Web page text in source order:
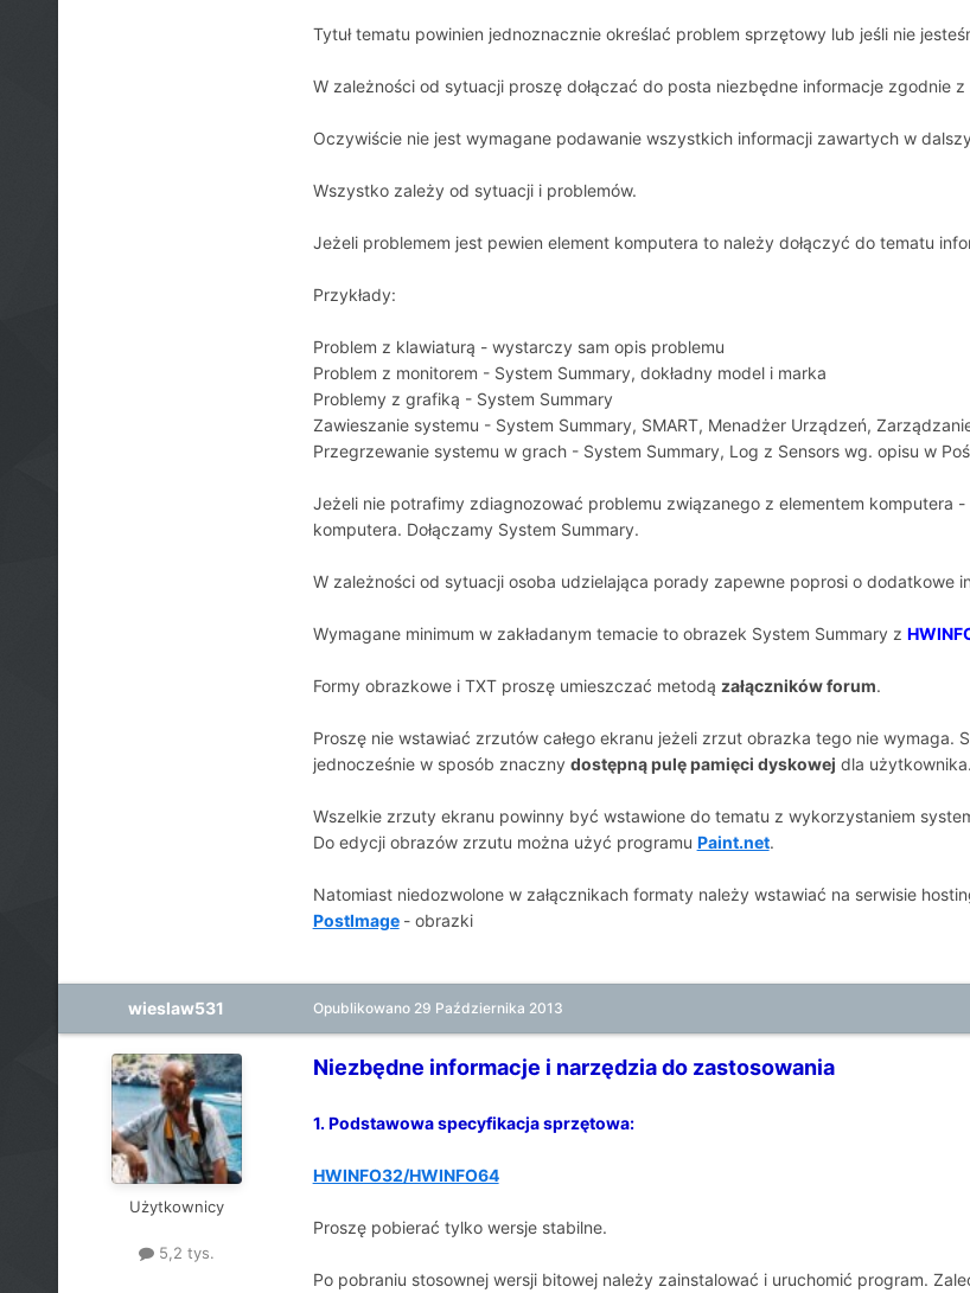
Tytuł tematu powinien jednoznacznie określać problem sprzętowy lub jeśli nie
W zależności od sytuacji proszę dołączać do posta niezbędne informacje zgodnie
Oczywiście nie jest wymagane podawanie wszystkich informacji zawartych w
Wszystko zależy od sytuacji i problemów.
Jeżeli problemem jest pewien element komputera to należy dołączyć do tematu
Przykłady:
Problem z klawiaturą - wystarczy sam opis problemu
Problem z monitorem - System Summary, dokładny model i marka
Problemy z grafiką - System Summary
Zawieszanie systemu - System Summary, SMART, Menadżer Urządzeń,
Przegrzewanie systemu w grach - System Summary, Log z Sensors wg. opisu w
Jeżeli nie potrafimy zdiagnozować problemu związanego z elementem komputera
komputera. Dołączamy System Summary.
W zależności od sytuacji osoba udzielająca porady zapewne poprosi o dodatkowe
Wymagane minimum w zakładanym temacie to obrazek System Summary z
Formy obrazkowe i TXT proszę umieszczać metodą załączników forum.
Proszę nie wstawiać zrzutów całego ekranu jeżeli zrzut obrazka tego nie wymaga.
jednocześnie w sposób znaczny dostępną pulę pamięci dyskowej dla użytkownika.
Wszelkie zrzuty ekranu powinny być wstawione do tematu z wykorzystaniem
Do edycji obrazów zrzutu można użyć programu Paint.net.
Natomiast niedozwolone w załącznikach formaty należy wstawiać na serwisie
PostImage - obrazki
wieslaw531
Użytkownicy
5,2 tys.
Opublikowano 29 Października 2013
Niezbędne informacje i narzędzia do zastosowania
1. Podstawowa specyfikacja sprzętowa:
HWINFO32/HWINFO64
Proszę pobierać tylko wersje stabilne.
Po pobraniu stosownej wersji bitowej należy zainstalować i uruchomić program.